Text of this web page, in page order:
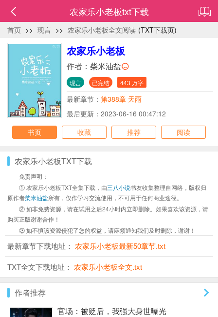
农家乐小老板txt下载
首页 >> 现言 >> 农家乐小老板全文阅读 (TXT下载页)
农家乐小老板
作者： 柴米油盐
现言 已完结 443 万字
最新章节： 第388章 天雨
最后更新：2023-06-16 00:47:12
书页
收藏 推荐 阅读
农家乐小老板TXT下载
免责声明：
① 农家乐小老板TXT全集下载，由三八小说书友收集整理自网络，版权归
原作者柴米油盐所有，仅作学习交流使用，不可用于任何商业途径。
② 如非免费资源，请在试用之后24小时内立即删除。如果喜欢该资源，请
购买正版谢谢合作！
③ 如不慎该资源侵犯了您的权益，请麻烦通知我们及时删除，谢谢！
最新章节下载地址： 农家乐小老板最新50章节.txt
TXT全文下载地址： 农家乐小老板全文.txt
作者推荐
官场：被贬后，我强大身世曝光